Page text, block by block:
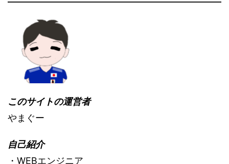
このサイトの運営者
やまぐー
自己紹介
・WEBエンジニア